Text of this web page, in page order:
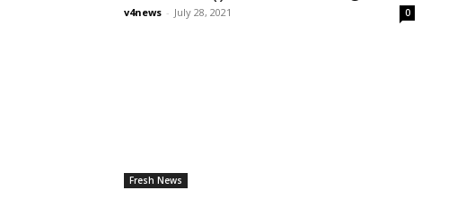
v4news - July 28, 2021 0
Fresh News